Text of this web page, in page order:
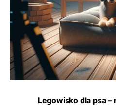
Legowisko dla psa –